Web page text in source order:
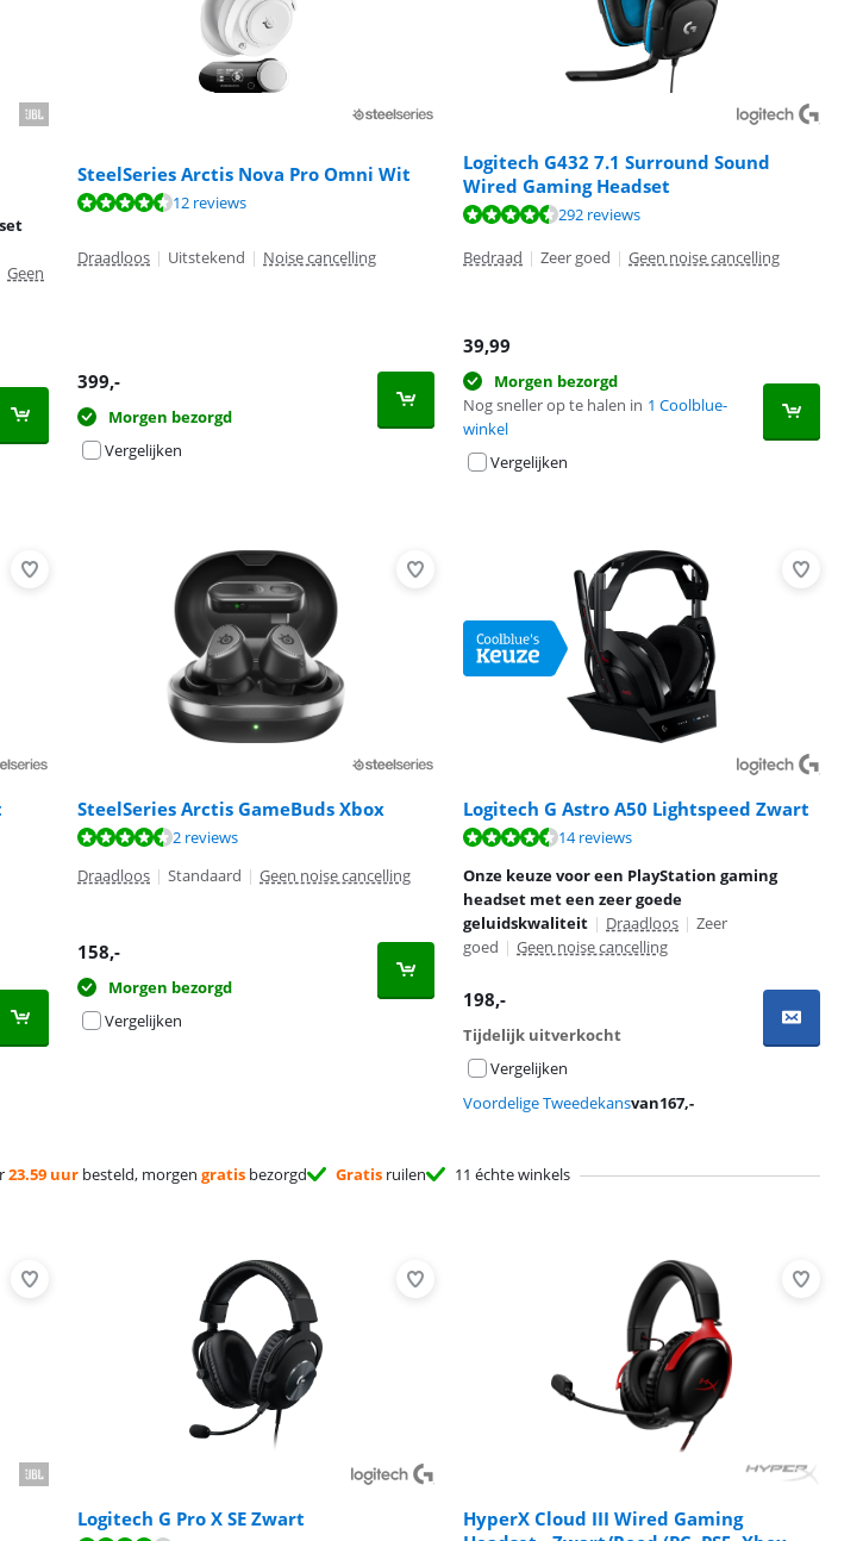
reviews.
Geen
SteelSeries Arctis Nova Pro Omni Wit
reviews. 12 reviews
Draadloos | Uitstekend | Noise cancelling
399,-
Morgen bezorgd
Vergelijken
Logitech G432 7.1 Surround Sound
Wired Gaming Headset
reviews.
292 reviews
Bedraad | Zeer goed | Geen noise cancelling
39,99
Morgen bezorgd
Nog sneller op te halen in 1 Coolblue-
winkel
Vergelijken
SteelSeries Arctis GameBuds Xbox
2 reviews
Draadloos | Standaard | Geen noise cancelling
158,-
Morgen bezorgd
Vergelijken
Logitech G Astro A50 Lightspeed Zwart
reviews.
14 reviews
Onze keuze voor een PlayStation gaming
headset met een zeer goede
geluidskwaliteit | Draadloos | Zeer
goed | Geen noise cancelling
198,-
Tijdelijk uitverkocht
Vergelijken
Voordelige Tweedekansvan167,-
23.59 uur besteld, morgen gratis bezorgd Gratis ruilen 11 échte winkels
Logitech G Pro X SE Zwart
HyperX Cloud III Wired Gaming